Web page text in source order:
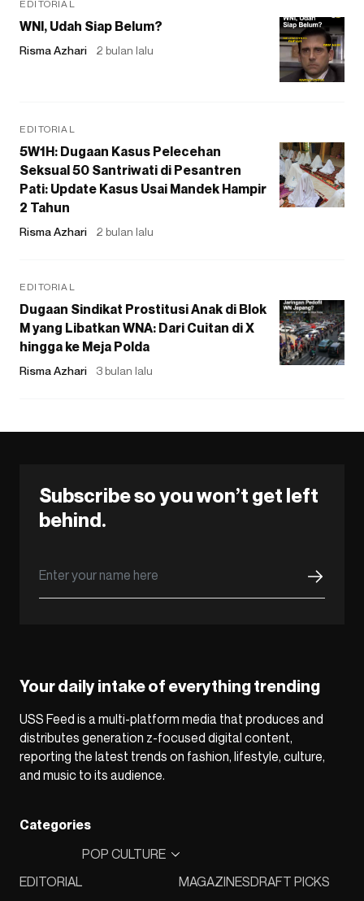
EDITORIAL
WNI, Udah Siap Belum?
Risma Azhari 2 bulan lalu
EDITORIAL
5W1H: Dugaan Kasus Pelecehan
Seksual 50 Santriwati di Pesantren
Pati: Update Kasus Usai Mandek Hampir
2 Tahun
Risma Azhari 2 bulan lalu
EDITORIAL
Dugaan Sindikat Prostitusi Anak di Blok
M yang Libatkan WNA: Dari Cuitan di X
hingga ke Meja Polda
Risma Azhari 3 bulan lalu
Subscribe so you won’t get left
behind.
Your daily intake of everything trending
USS Feed is a multi-platform media that produces and
distributes generation z-focused digital content,
reporting the latest trends on fashion, lifestyle, culture,
and music to its audience.
Categories
EDITORIAL
POP CULTURE
MAGAZINESDRAFT PICKS